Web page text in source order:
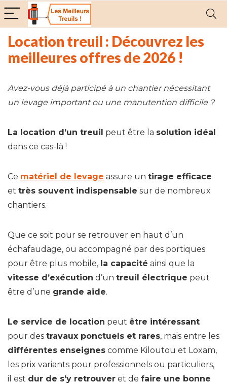
Location treuil : Découvrez les
meilleures offres de 2026 !
Avez-vous déjà participé à un chantier nécessitant
un levage important ou une manutention difficile ?
La location d’un treuil peut être la solution idéal
dans ce cas-là !
Ce matériel de levage assure un tirage efficace
et très souvent indispensable sur de nombreux
chantiers.
Que ce soit pour se retrouver en haut d’un
échafaudage, ou accompagné par des portiques
pour être plus mobile, la capacité ainsi que la
vitesse d’exécution d’un treuil électrique peut
être d’une grande aide.
Le service de location peut être intéressant
pour des travaux ponctuels et rares, mais entre les
différentes enseignes comme Kiloutou et Loxam,
les prix variants pour professionnels ou particuliers,
il est dur de s’y retrouver et de faire une bonne